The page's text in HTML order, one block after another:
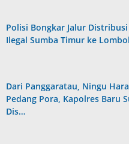
Polisi Bongkar Jalur
Ilegal Sumba Timur ke
Dari Panggaratau, Ningu
Pedang Pora, Kapolres Baru
Dis…